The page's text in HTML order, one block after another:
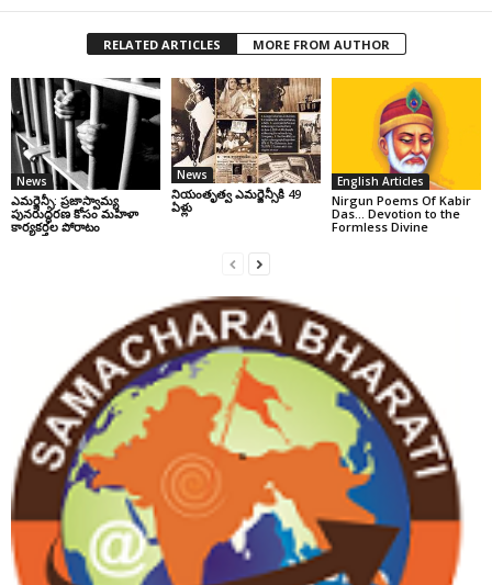
RELATED ARTICLES MORE FROM AUTHOR
News
ఎమర్జెన్సీ: ప్రజాస్వామ్య
పునరుద్ధరణ కోసం మహిళా
కార్యకర్తల పోరాటం
News
నియంతృత్వ ఎమర్జెన్సీకి 49
ఏళ్లు
English Articles
Nirgun Poems Of Kabir
Das… Devotion to the
Formless Divine